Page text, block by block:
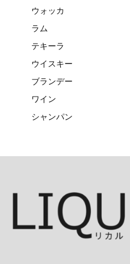
ウォッカ
ラム
テキーラ
ウイスキー
ブランデー
ワイン
シャンパン